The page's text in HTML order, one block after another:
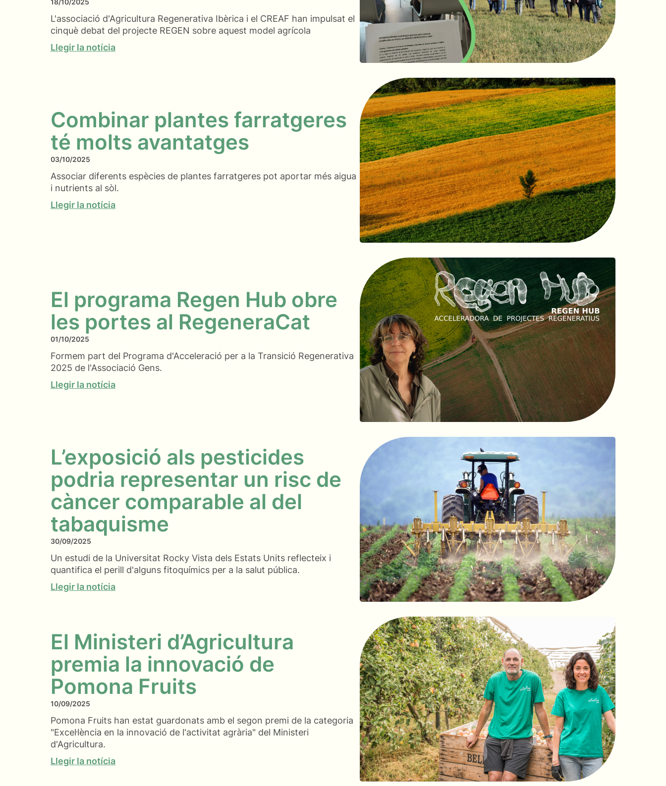
18/10/2025
L'associació d'Agricultura Regenerativa Ibèrica i el CREAF han impulsat el
cinquè debat del projecte REGEN sobre aquest model agrícola
Llegir la notícia
Combinar plantes farratgeres
té molts avantatges
03/10/2025
Associar diferents espècies de plantes farratgeres pot aportar més aigua
i nutrients al sòl.
Llegir la notícia
El programa Regen Hub obre
les portes al RegeneraCat
01/10/2025
Formem part del Programa d'Acceleració per a la Transició Regenerativa
2025 de l'Associació Gens.
Llegir la notícia
L’exposició als pesticides
podria representar un risc de
càncer comparable al del
tabaquisme
30/09/2025
Un estudi de la Universitat Rocky Vista dels Estats Units reflecteix i
quantifica el perill d'alguns fitoquímics per a la salut pública.
Llegir la notícia
El Ministeri d’Agricultura
premia la innovació de
Pomona Fruits
10/09/2025
Pomona Fruits han estat guardonats amb el segon premi de la categoria
"Excel·lència en la innovació de l'activitat agrària" del Ministeri
d'Agricultura.
Llegir la notícia